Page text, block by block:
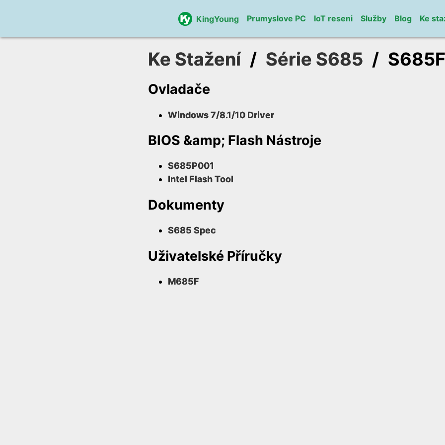
KingYoung Prumyslove PC IoT reseni Služby Blog Ke
Ke Stažení/ Série S685 / S685F
Ovladače
Windows 7/8.1/10 Driver
BIOS &amp; Flash Nástroje
S685P001
Intel Flash Tool
Dokumenty
S685 Spec
Uživatelské Příručky
M685F